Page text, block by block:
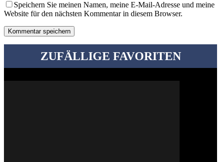
Speichern Sie meinen Namen, meine E-Mail-Adresse und meine
Website für den nächsten Kommentar in diesem Browser.
ZUFÄLLIGE FAVORITEN